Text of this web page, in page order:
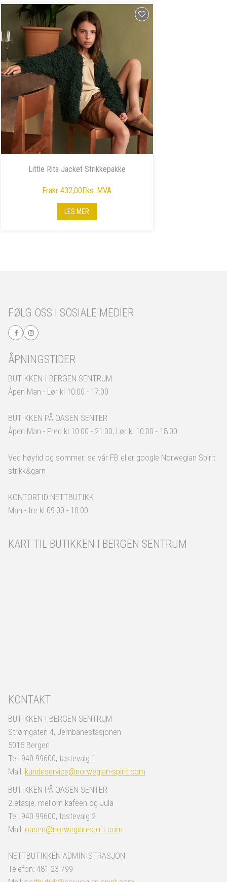
Little Rita Jacket Strikkepakke
Frakr 432,00Eks. MVA
LES MER
FØLG OSS I SOSIALE MEDIER
ÅPNINGSTIDER
BUTIKKEN I BERGEN SENTRUM
Åpen Man - Lør kl 10:00 - 17:00
BUTIKKEN PÅ OASEN SENTER
Åpen Man - Fred kl 10:00 - 21:00, Lør kl 10:00 - 18:00
Ved høytid og sommer: se vår FB eller google Norwegian Spirit
strikk&garn
KONTORTID NETTBUTIKK
Man - fre kl.09:00 - 10:00
KART TIL BUTIKKEN I BERGEN SENTRUM
KONTAKT
BUTIKKEN I BERGEN SENTRUM
Strømgaten 4, Jernbanestasjonen
5015 Bergen
Tel: 940 99600, tastevalg 1
Mail: kundeservice@norwegian-spirit.com
BUTIKKEN PÅ OASEN SENTER
2.etasje, mellom kafeen og Jula
Tel: 940 99600, tastevalg 2
Mail: oasen@norwegian-spirit.com
NETTBUTIKKEN ADMINISTRASJON
Telefon: 481 23 799